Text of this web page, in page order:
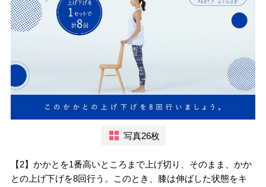
写真26枚
【2】かかとを1番高いところまで上げ切り、そのまま、かか
との上げ下げを8回行う。このとき、膝は伸ばした状態をキ